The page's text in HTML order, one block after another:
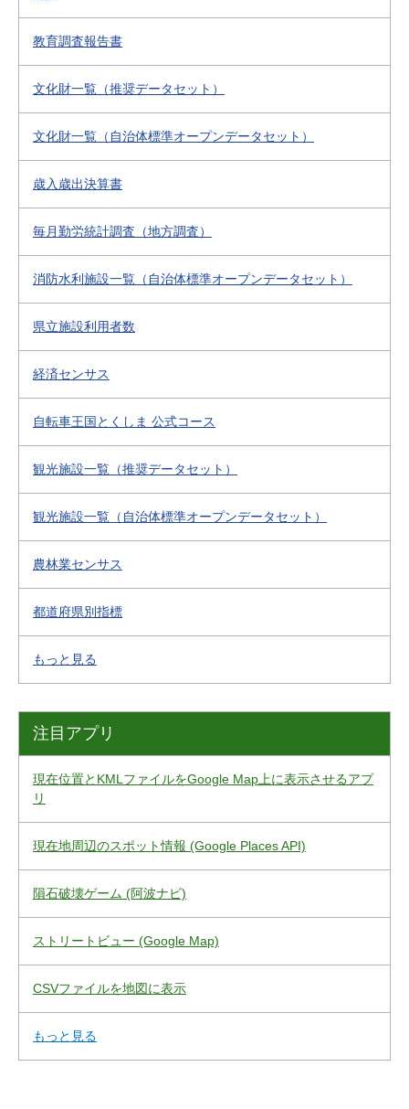
教育調査報告書
文化財一覧（推奨データセット）
文化財一覧（自治体標準オープンデータセット）
歳入歳出決算書
毎月勤労統計調査（地方調査）
消防水利施設一覧（自治体標準オープンデータセット）
県立施設利用者数
経済センサス
自転車王国とくしま 公式コース
観光施設一覧（推奨データセット）
観光施設一覧（自治体標準オープンデータセット）
農林業センサス
都道府県別指標
もっと見る
注目アプリ
現在位置とKMLファイルをGoogle Map上に表示させるアプ
リ
現在地周辺のスポット情報 (Google Places API)
隕石破壊ゲーム (阿波ナビ)
ストリートビュー (Google Map)
CSVファイルを地図に表示
もっと見る